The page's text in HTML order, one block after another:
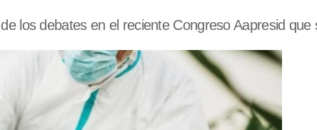
los debates en el reciente Congreso Aapresid que